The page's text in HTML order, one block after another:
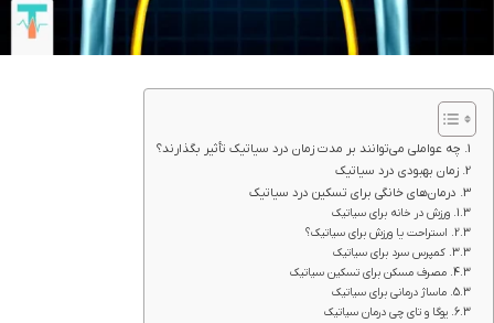
چه عواملی می‌توانند بر مدت زمان درد سیاتیک تأثیر بگذارند؟
زمان بهبودی درد سیاتیک
درمان‌های خانگی برای تسکین درد سیاتیک
ورزش در خانه برای سیاتیک
استراحت یا ورزش برای سیاتیک؟
کمپرس سرد برای سیاتیک
مصرف مسکن برای تسکین سیاتیک
ماساژ درمانی برای سیاتیک
یوگا و تای چی درمان سیاتیک